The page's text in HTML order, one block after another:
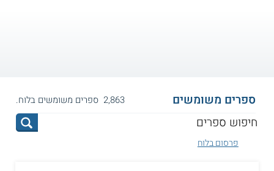
ספרים משומשים 2,863 ספרים משומשים בלוח.
פרסום בלוח